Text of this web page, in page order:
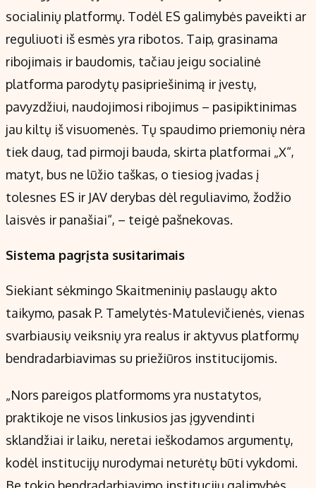
socialinių platformų. Todėl ES galimybės paveikti ar
reguliuoti iš esmės yra ribotos. Taip, grasinama
ribojimais ir baudomis, tačiau jeigu socialinė
platforma parodytų pasipriešinimą ir įvestų,
pavyzdžiui, naudojimosi ribojimus – pasipiktinimas
jau kiltų iš visuomenės. Tų spaudimo priemonių nėra
tiek daug, tad pirmoji bauda, skirta platformai „X“,
matyt, bus ne lūžio taškas, o tiesiog įvadas į
tolesnes ES ir JAV derybas dėl reguliavimo, žodžio
laisvės ir panašiai“, – teigė pašnekovas.
Sistema pagrįsta susitarimais
Siekiant sėkmingo Skaitmeninių paslaugų akto
taikymo, pasak P. Tamelytės-Matulevičienės, vienas
svarbiausių veiksnių yra realus ir aktyvus platformų
bendradarbiavimas su priežiūros institucijomis.
„Nors pareigos platformoms yra nustatytos,
praktikoje ne visos linkusios jas įgyvendinti
sklandžiai ir laiku, neretai ieškodamos argumentų,
kodėl institucijų nurodymai neturėtų būti vykdomi.